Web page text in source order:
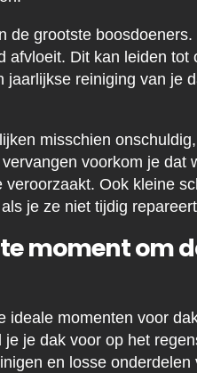
de grootste
afvloeit. Dit kan leiden
jaarlijkse reiniging van je
misschien
voorkom je dat
Ook kleine
je ze niet tijdig
moment om
ideale momenten voor
je dak voor op het
en losse onderdelen